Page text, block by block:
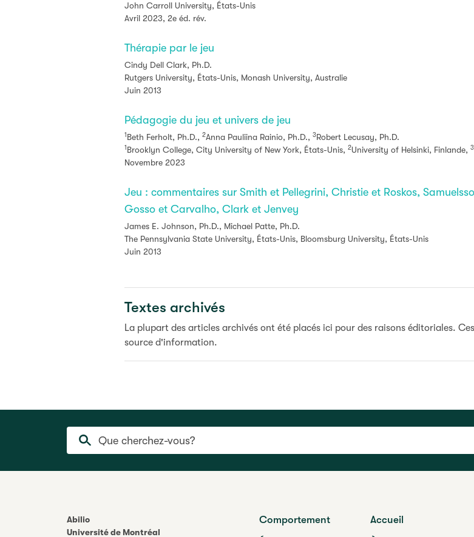
John Carroll University, États-Unis
Avril 2023, 2e éd. rév.
Thérapie par le jeu
Cindy Dell Clark, Ph.D.
Rutgers University, États-Unis, Monash University, Australie
Juin 2013
Pédagogie du jeu et univers de jeu
1 Beth Ferholt, Ph.D., 2Anna Pauliina Rainio, Ph.D., 3Robert Lecusay, Ph.D.
1 Brooklyn College, City University of New York, États-Unis, 2University of Helsinki, Finlande, 3
Novembre 2023
Jeu : commentaires sur Smith et Pellegrini, Christie et Roskos,
Gosso et Carvalho, Clark et Jenvey
James E. Johnson, Ph.D., Michael Patte, Ph.D.
The Pennsylvania State University, États-Unis, Bloomsburg University, États-Unis
Juin 2013
Textes archivés
La plupart des articles archivés ont été placés ici pour des raisons éditoriales.
source d'information.
Que cherchez-vous?
Abilio
Université de Montréal
Comportement
Accueil